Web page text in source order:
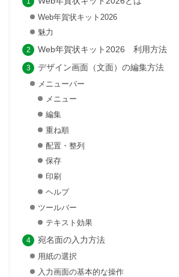
Web年賀状キット2026
魅力
Web年賀状キット2026 利用方法
デザイン画面（文面）の編集方法
メニューバー
メニュー
編集
重ね順
配置・整列
保存
印刷
ヘルプ
ツールバー
テキスト効果
宛名面の入力方法
用紙の選択
入力画面の基本的な操作